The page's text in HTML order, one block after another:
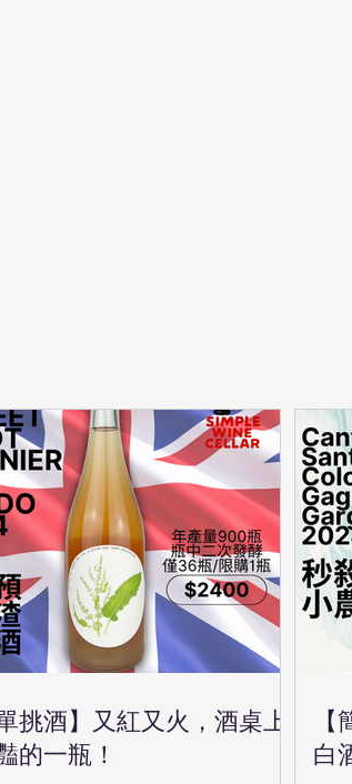
單挑酒】又紅又火，酒桌上
的一瓶！
白